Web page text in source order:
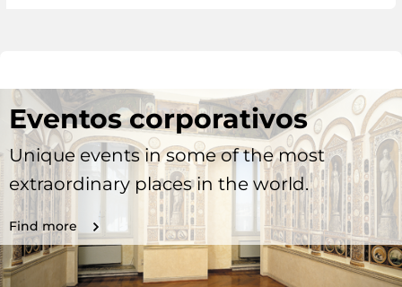
Eventos corporativos
Unique events in some of the most
extraordinary places in the world.
Find more